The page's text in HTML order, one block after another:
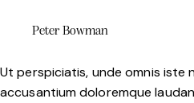
Peter Bowman
Ut perspiciatis, unde omnis
accusantium doloremque